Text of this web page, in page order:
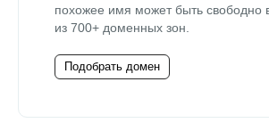
похожее имя может быть свободно
из 700+ доменных зон.
Подобрать домен